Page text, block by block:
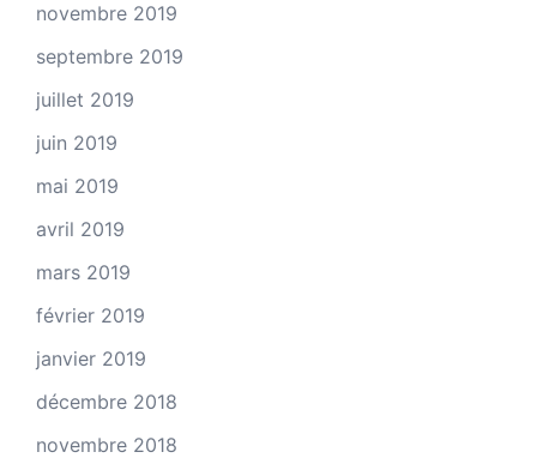
novembre 2019
septembre 2019
juillet 2019
juin 2019
mai 2019
avril 2019
mars 2019
février 2019
janvier 2019
décembre 2018
novembre 2018